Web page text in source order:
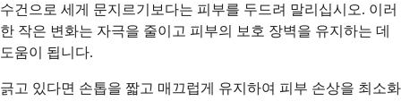
수건으로 세게 문지르기보다는 피부를 두드려 말리십시오. 이러
한 작은 변화는 자극을 줄이고 피부의 보호 장벽을 유지하는 데
도움이 됩니다.
긁고 있다면 손톱을 짧고 매끄럽게 유지하여 피부 손상을 최소화